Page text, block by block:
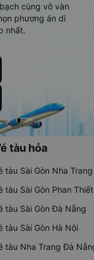
cùng vô vàn
phương án di
nhất.
tàu hỏa
tàu Sài Gòn Nha Trang
tàu Sài Gòn Phan Thiết
tàu Sài Gòn Đà Nẵng
tàu Sài Gòn Hà Nội
tàu Nha Trang Đà